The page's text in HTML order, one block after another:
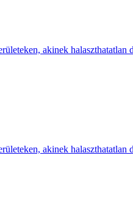
akinek halaszthatatlan
akinek halaszthatatlan